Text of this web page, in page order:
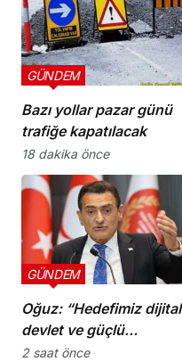
Bazı yollar pazar günü
trafiğe kapatılacak
GÜNDEM
18 dakika önce
Oğuz: “Hedefimiz dijital
devlet ve güçlü
kurumlar”
GÜNDEM
2 saat önce